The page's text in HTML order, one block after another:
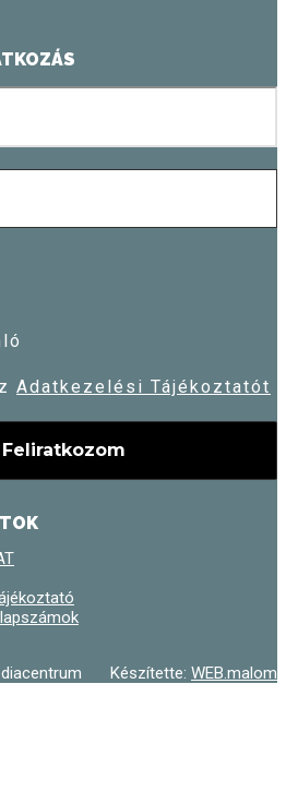
Adatkezelési Tájékoztatót
Készítette: WEB.malom